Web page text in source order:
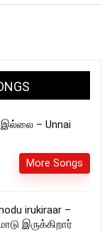
– Unnai
More Songs
irukiraar –
இருக்கிறார்